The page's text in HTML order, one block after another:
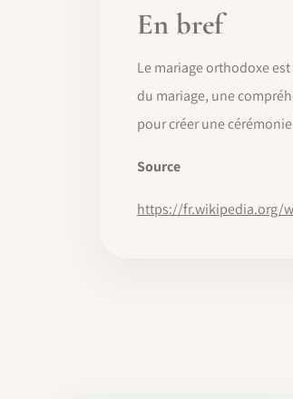
En bref
Le mariage orthodoxe
du mariage, une
pour créer une
Source
https://fr.wikipedia.org/